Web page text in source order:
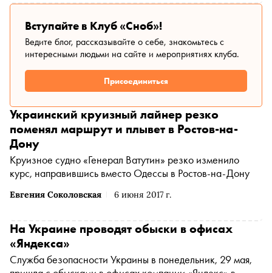
Вступайте в Клуб «Сноб»!
Ведите блог, рассказывайте о себе, знакомьтесь с
интересными людьми на сайте и мероприятиях клуба.
Присоединиться
Евгения Соколовская 6 июня 2017 г.
Украинский круизный лайнер резко
поменял маршрут и плывет в Ростов-на-
Дону
Круизное судно «Генерал Ватутин» резко изменило
курс, направившись вместо Одессы в Ростов-на-Дону
На Украине проводят обыски в офисах
«Яндекса»
Служба безопасности Украины в понедельник, 29 мая,